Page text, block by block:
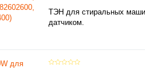
ТЭН для стиральных
датчиком.